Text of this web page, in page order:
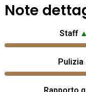
Note
Staff ▲
Pulizia